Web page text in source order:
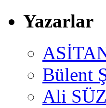
Yazarlar
Bülent
Ali